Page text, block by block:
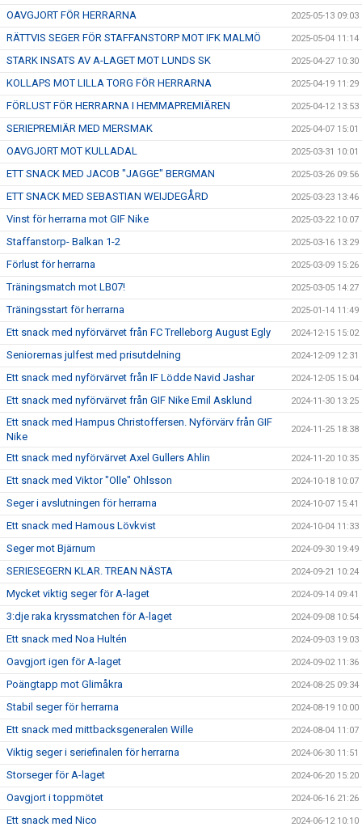
OAVGJORT FÖR HERRARNA 2025-05-13 09:03
RÄTTVIS SEGER FÖR STAFFANSTORP MOT IFK MALMÖ 2025-05-04 11:14
STARK INSATS AV A-LAGET MOT LUNDS SK 2025-04-27 10:30
KOLLAPS MOT LILLA TORG FÖR HERRARNA 2025-04-19 11:29
FÖRLUST FÖR HERRARNA I HEMMAPREMIÄREN 2025-04-12 13:53
SERIEPREMIÄR MED MERSMAK 2025-04-07 15:01
OAVGJORT MOT KULLADAL 2025-03-31 10:01
ETT SNACK MED JACOB "JAGGE" BERGMAN 2025-03-26 09:56
ETT SNACK MED SEBASTIAN WEIJDEGÅRD 2025-03-23 13:46
Vinst för herrarna mot GIF Nike 2025-03-22 10:07
Staffanstorp- Balkan 1-2 2025-03-16 13:29
Förlust för herrarna 2025-03-09 15:26
Träningsmatch mot LB07! 2025-03-05 14:27
Träningsstart för herrarna 2025-01-14 11:49
Ett snack med nyförvärvet från FC Trelleborg August Egly 2024-12-15 15:02
Seniorernas julfest med prisutdelning 2024-12-09 12:31
Ett snack med nyförvärvet från IF Lödde Navid Jashar 2024-12-05 15:04
Ett snack med nyförvärvet från GIF Nike Emil Asklund 2024-11-30 13:25
Ett snack med Hampus Christoffersen. Nyförvärv från GIF
Nike
2024-11-25 18:38
Ett snack med nyförvärvet Axel Gullers Ahlin 2024-11-20 10:35
Ett snack med Viktor "Olle" Ohlsson 2024-10-18 10:07
Seger i avslutningen för herrarna 2024-10-07 15:41
Ett snack med Hamous Lövkvist 2024-10-04 11:33
Seger mot Bjärnum 2024-09-30 19:49
SERIESEGERN KLAR. TREAN NÄSTA 2024-09-21 10:24
Mycket viktig seger för A-laget 2024-09-14 09:41
3:dje raka kryssmatchen för A-laget 2024-09-08 10:54
Ett snack med Noa Hultén 2024-09-03 19:03
Oavgjort igen för A-laget 2024-09-02 11:36
Poängtapp mot Glimåkra 2024-08-25 09:34
Stabil seger för herrarna 2024-08-19 10:00
Ett snack med mittbacksgeneralen Wille 2024-08-04 11:07
Viktig seger i seriefinalen för herrarna 2024-06-30 11:51
Storseger för A-laget 2024-06-20 15:20
Oavgjort i toppmötet 2024-06-16 21:26
Ett snack med Nico 2024-06-12 10:10